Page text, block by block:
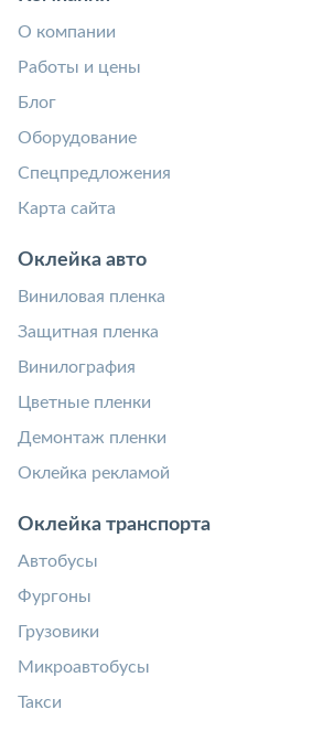
О компании
Работы и цены
Блог
Оборудование
Спецпредложения
Карта сайта
Оклейка авто
Виниловая пленка
Защитная пленка
Винилография
Цветные пленки
Демонтаж пленки
Оклейка рекламой
Оклейка транспорта
Автобусы
Фургоны
Грузовики
Микроавтобусы
Такси